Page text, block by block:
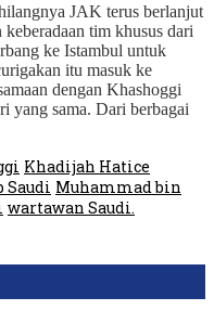
JAK terus berlanjut
tim khusus dari
ke Istambul untuk
itu masuk ke
dengan Khashoggi
yang sama. Dari berbagai
Khadijah Hatice
Saudi Muhammad bin
wartawan Saudi.